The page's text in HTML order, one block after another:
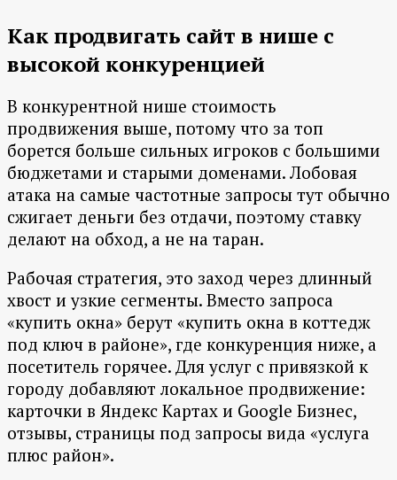
Как продвигать сайт в нише с
высокой конкуренцией
В конкурентной нише стоимость
продвижения выше, потому что за топ
борется больше сильных игроков с большими
бюджетами и старыми доменами. Лобовая
атака на самые частотные запросы тут обычно
сжигает деньги без отдачи, поэтому ставку
делают на обход, а не на таран.
Рабочая стратегия, это заход через длинный
хвост и узкие сегменты. Вместо запроса
«купить окна» берут «купить окна в коттедж
под ключ в районе», где конкуренция ниже, а
посетитель горячее. Для услуг с привязкой к
городу добавляют локальное продвижение:
карточки в Яндекс Картах и Google Бизнес,
отзывы, страницы под запросы вида «услуга
плюс район».